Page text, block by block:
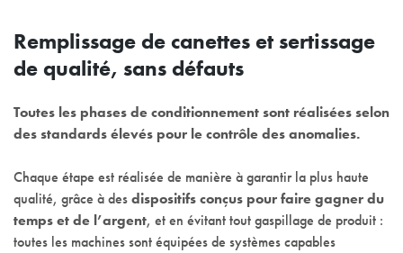
Remplissage de canettes et sertissage
de qualité, sans défauts
Toutes les phases de conditionnement sont réalisées selon
des standards élevés pour le contrôle des anomalies.
Chaque étape est réalisée de manière à garantir la plus haute
qualité, grâce à desdispositifs conçus pour faire gagner du
temps et de l’argent, et en évitant tout gaspillage de produit :
toutes les machines sont équipées de systèmes capables